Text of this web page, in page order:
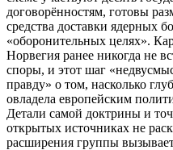
договорённостям, готовы
средства доставки ядерных
«оборонительных целях».
Норвегия ранее никогда не
споры, и этот шаг
правду» о том, насколько
овладела европейским
Детали самой доктрины и
открытых источниках не
расширения группы